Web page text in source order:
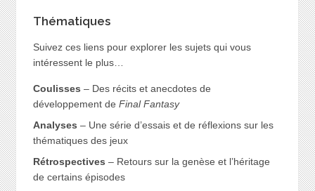
Thématiques
Suivez ces liens pour explorer les sujets qui vous
intéressent le plus…
Coulisses – Des récits et anecdotes de
développement de Final Fantasy
Analyses – Une série d’essais et de réflexions sur les
thématiques des jeux
Rétrospectives – Retours sur la genèse et l’héritage
de certains épisodes